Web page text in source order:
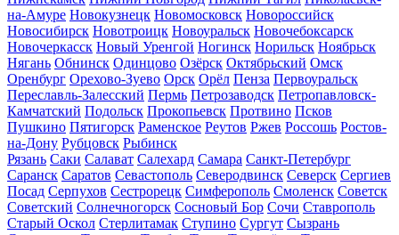
на-Амуре Новокузнецк Новомосковск Новороссийск
Новосибирск Новотроицк Новоуральск Новочебоксарск
Новочеркасск Новый Уренгой Ногинск Норильск Ноябрьск
Нягань Обнинск Одинцово Озёрск Октябрьский Омск
Оренбург Орехово-Зуево Орск Орёл Пенза Первоуральск
Переславль-Залесский Пермь Петрозаводск Петропавловск-
Камчатский Подольск Прокопьевск Протвино Псков
Пушкино Пятигорск Раменское Реутов Ржев Россошь Ростов-
на-Дону Рубцовск Рыбинск
Рязань Саки Салават Салехард Самара Санкт-Петербург
Саранск Саратов Севастополь Северодвинск Северск Сергиев
Посад Серпухов Сестрорецк Симферополь Смоленск Советск
Советский Солнечногорск Сосновый Бор Сочи Ставрополь
Старый Оскол Стерлитамак Ступино Сургут Сызрань